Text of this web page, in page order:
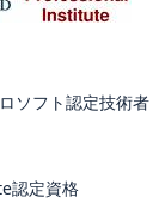
ソフト認定技術者
認定資格